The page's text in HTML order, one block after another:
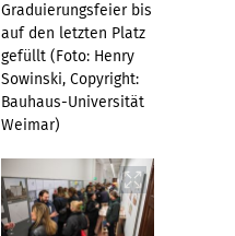
Graduierungsfeier bis
auf den letzten Platz
gefüllt (Foto: Henry
Sowinski, Copyright:
Bauhaus-Universität
Weimar)